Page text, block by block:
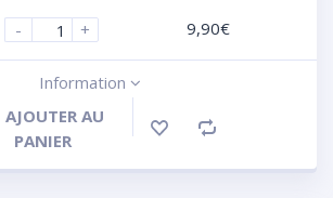
- + 9,90€
Information
AJOUTER AU
PANIER